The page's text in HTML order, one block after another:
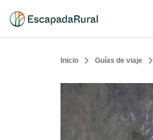
Inicio Guías de viaje